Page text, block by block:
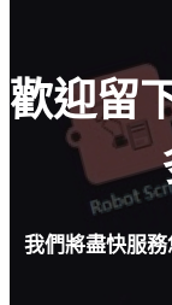
歡迎留
我們將盡快服